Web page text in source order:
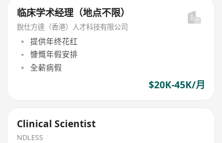
临床学术经理（地点不限）
銳仕方達（香港）人才科技有限公司
提供年终花红
慷慨年假安排
全薪病假
$20K-45K/月
Clinical Scientist
NDLESS